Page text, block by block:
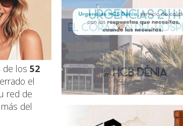
de los 52
el
red de
del